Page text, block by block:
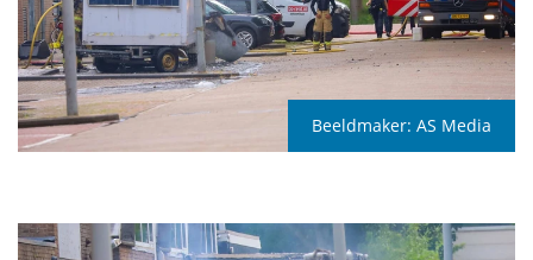
Beeldmaker: AS Media